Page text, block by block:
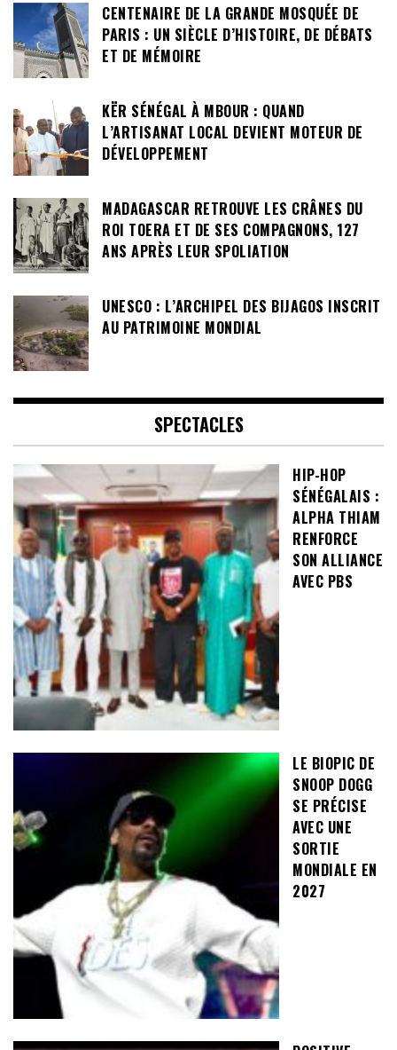
CENTENAIRE DE LA GRANDE MOSQUÉE DE
PARIS : UN SIÈCLE D’HISTOIRE, DE DÉBATS
ET DE MÉMOIRE
KËR SÉNÉGAL À MBOUR : QUAND
L’ARTISANAT LOCAL DEVIENT MOTEUR DE
DÉVELOPPEMENT
MADAGASCAR RETROUVE LES CRÂNES DU
ROI TOERA ET DE SES COMPAGNONS, 127
ANS APRÈS LEUR SPOLIATION
UNESCO : L’ARCHIPEL DES BIJAGOS INSCRIT
AU PATRIMOINE MONDIAL
SPECTACLES
HIP-HOP
SÉNÉGALAIS :
ALPHA THIAM
RENFORCE
SON ALLIANCE
AVEC PBS
LE BIOPIC DE
SNOOP DOGG
SE PRÉCISE
AVEC UNE
SORTIE
MONDIALE EN
2027